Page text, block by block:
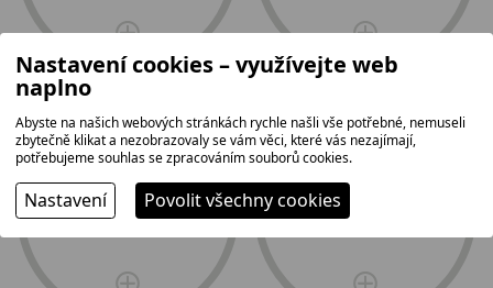
tradice,
nejširší
Nastavení cookies – využívejte web
naplno
Abyste na našich webových stránkách rychle našli vše potřebné, nemuseli
zbytečně klikat a nezobrazovaly se vám věci, které vás nezajímají,
potřebujeme souhlas se zpracováním souborů cookies.
Nastavení Povolit všechny cookies